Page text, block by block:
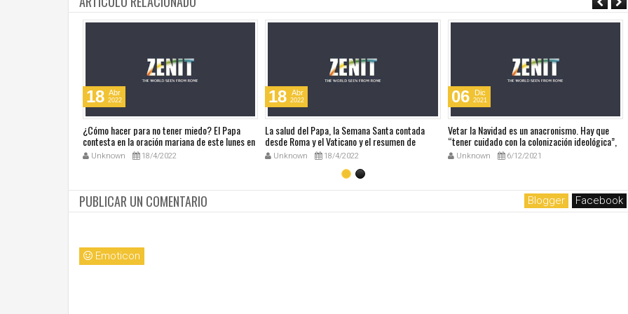
18 Abr
2022
¿Cómo hacer para no tener miedo? El Papa
contesta en la oración mariana de este lunes en
la Plaza de San Pedro
Unknown 18/4/2022
18 Abr
2022
La salud del Papa, la Semana Santa contada
desde Roma y el Vaticano y el resumen de
noticias en audio
Unknown 18/4/2022
06 Dic
2021
Vetar la Navidad es un anacronismo. Hay que
“tener cuidado con la colonización ideológica”,
dice el Papa sobre el Manual europeo que
prohibía la Navidad
Unknown 6/12/2021
PUBLICAR UN COMENTARIO Blogger Facebook
Emoticon